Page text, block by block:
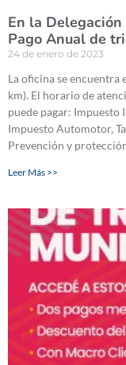
En la
Pago Anual de
24 de enero de 2023
La oficina se encuentra
km). El horario de
puede pagar: Impuesto
Impuesto Automotor,
Prevención y
Leer Más >>